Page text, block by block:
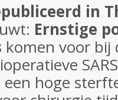
in
Ernstige
komen voor bij
hoge